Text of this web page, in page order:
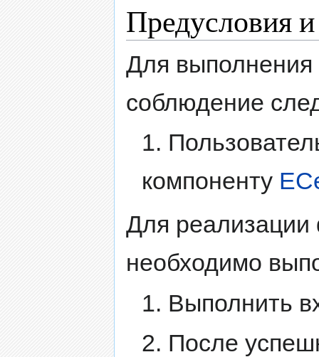
Предусловия
Для
соблюдение
1.
компоненту
Для реализации
необходимо
1. Выполнить
2. После